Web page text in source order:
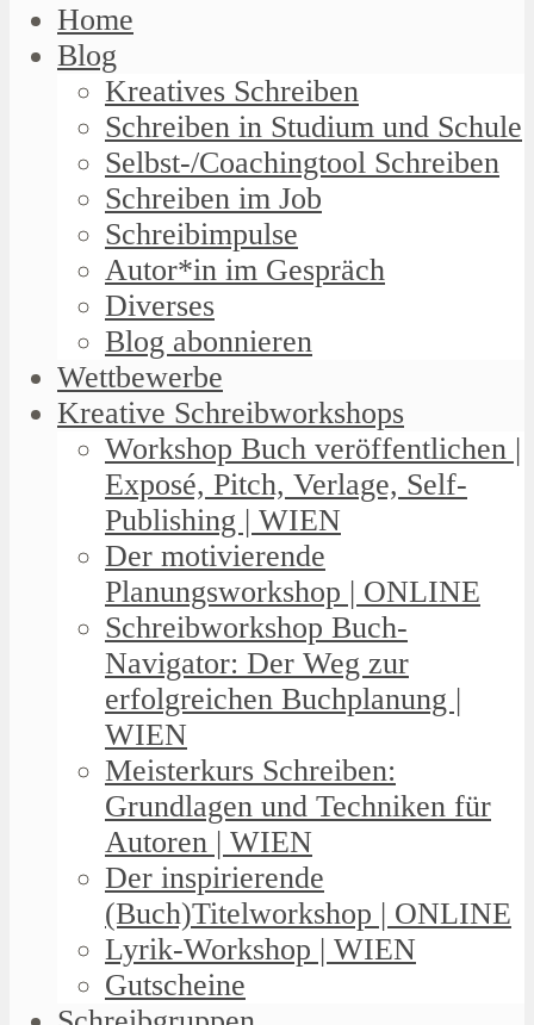
Home
Blog
Kreatives Schreiben
Schreiben in Studium und Schule
Selbst-/Coachingtool Schreiben
Schreiben im Job
Schreibimpulse
Autor*in im Gespräch
Diverses
Blog abonnieren
Wettbewerbe
Kreative Schreibworkshops
Workshop Buch veröffentlichen |
Exposé, Pitch, Verlage, Self-
Publishing | WIEN
Der motivierende
Planungsworkshop | ONLINE
Schreibworkshop Buch-
Navigator: Der Weg zur
erfolgreichen Buchplanung |
WIEN
Meisterkurs Schreiben:
Grundlagen und Techniken für
Autoren | WIEN
Der inspirierende
(Buch)Titelworkshop | ONLINE
Lyrik-Workshop | WIEN
Gutscheine